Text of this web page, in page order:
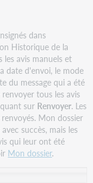
dans
Historique de la
les avis manuels et
date d'envoi, le mode
du message qui a été
tous les avis
sur Renvoyer. Les
Mon dossier
succès, mais les
qui leur ont été
Mon dossier.